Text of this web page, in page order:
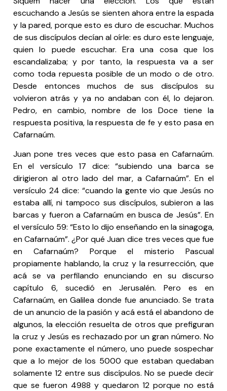
escuchando a Jesús se sienten ahora entre la espada
y la pared, porque esto es duro de escuchar. Muchos
de sus discípulos decían al oírle: es duro este lenguaje,
quien lo puede escuchar. Era una cosa que los
escandalizaba; y por tanto, la respuesta va a ser
como toda repuesta posible de un modo o de otro.
Desde entonces muchos de sus discípulos su
volvieron atrás y ya no andaban con él, lo dejaron.
Pedro, en cambio, nombre de los Doce tiene la
respuesta positiva, la respuesta de fe y esto pasa en
Cafarnaúm.
Juan pone tres veces que esto pasa en Cafarnaúm.
En el versículo 17 dice: “subiendo una barca se
dirigieron al otro lado del mar, a Cafarnaúm”. En el
versículo 24 dice: “cuando la gente vio que Jesús no
estaba allí, ni tampoco sus discípulos, subieron a las
barcas y fueron a Cafarnaúm en busca de Jesús”. En
el versículo 59: “Esto lo dijo enseñando en la sinagoga,
en Cafarnaúm”. ¿Por qué Juan dice tres veces que fue
en Cafarnaúm? Porque el misterio Pascual
propiamente hablando, la cruz y la resurrección, que
acá se va perfilando enunciando en su discurso
capítulo 6, sucedió en Jerusalén. Pero es en
Cafarnaúm, en Galilea donde fue anunciado. Se trata
de un anuncio de la pasión y acá está el abandono de
algunos, la elección resuelta de otros que prefiguran
la cruz y Jesús es rechazado por un gran número. No
pone exactamente el número, uno puede sospechar
que a lo mejor de los 5000 que estaban quedaban
solamente 12 entre sus discípulos. No se puede decir
que se fueron 4988 y quedaron 12 porque no está